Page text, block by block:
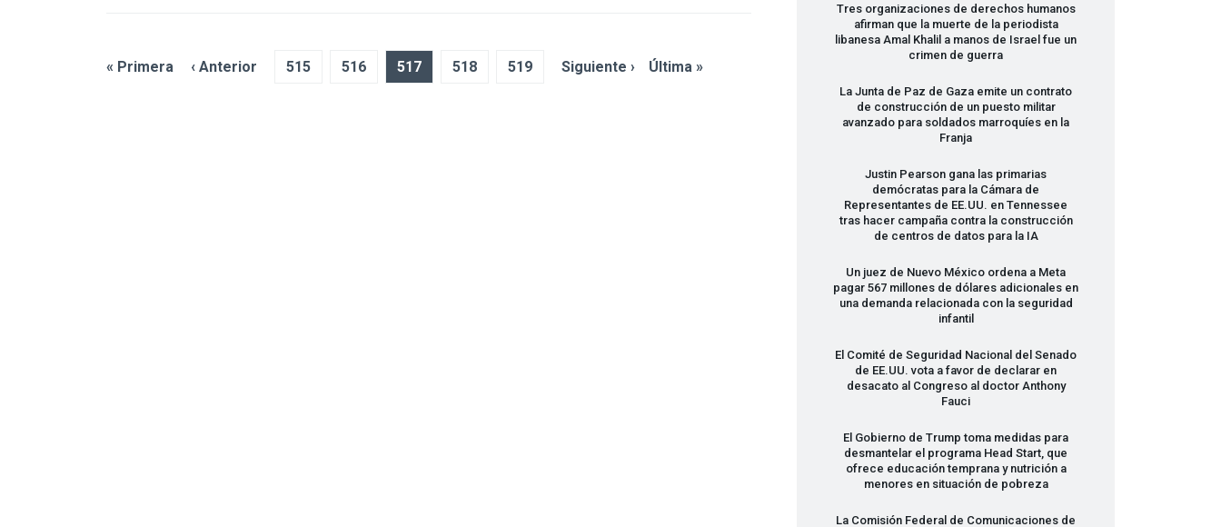
« Primera ‹ Anterior 515 516 517 518 519 Siguiente › Última »
Tres organizaciones de derechos humanos
afirman que la muerte de la periodista
libanesa Amal Khalil a manos de Israel fue un
crimen de guerra
La Junta de Paz de Gaza emite un contrato
de construcción de un puesto militar
avanzado para soldados marroquíes en la
Franja
Justin Pearson gana las primarias
demócratas para la Cámara de
Representantes de EE.UU. en Tennessee
tras hacer campaña contra la construcción
de centros de datos para la IA
Un juez de Nuevo México ordena a Meta
pagar 567 millones de dólares adicionales en
una demanda relacionada con la seguridad
infantil
El Comité de Seguridad Nacional del Senado
de EE.UU. vota a favor de declarar en
desacato al Congreso al doctor Anthony
Fauci
El Gobierno de Trump toma medidas para
desmantelar el programa Head Start, que
ofrece educación temprana y nutrición a
menores en situación de pobreza
La Comisión Federal de Comunicaciones de